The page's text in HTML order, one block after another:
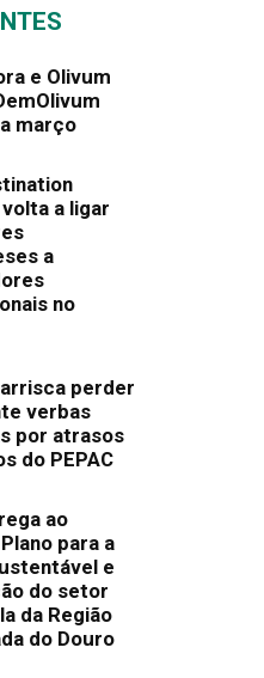
e Olivum
março
a ligar
a
no
perder
verbas
por atrasos
do PEPAC
ao
para a
e
do setor
da Região
do Douro